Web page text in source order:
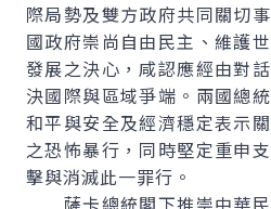
際局勢及雙方政府共同關切
國政府崇尚自由民主、維護
發展之決心，咸認應經由對
決國際與區域爭端。兩國總
和平與安全及經濟穩定表示
之恐怖暴行，同時堅定重申
擊與消滅此一罪行。
薩卡總統閣下推崇中華民